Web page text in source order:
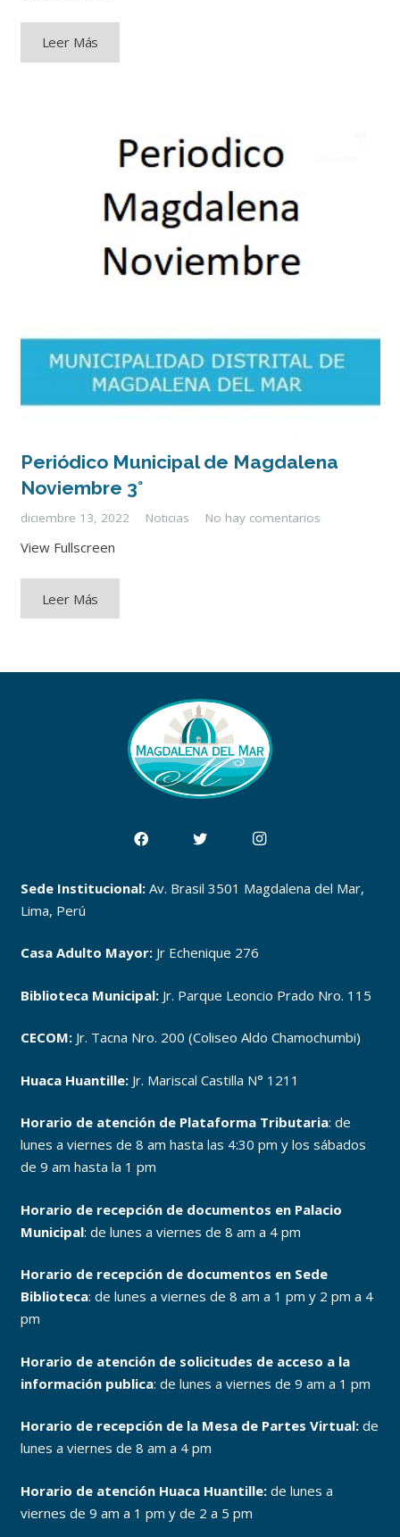
Leer Más
Periódico Municipal de Magdalena
Noviembre 3°
diciembre 13, 2022 Noticias No hay comentarios
View Fullscreen
Leer Más
Sede Institucional:Av. Brasil 3501 Magdalena del Mar,
Lima, Perú
Casa Adulto Mayor:Jr Echenique 276
Biblioteca Municipal:Jr. Parque Leoncio Prado Nro. 115
CECOM:Jr. Tacna Nro. 200 (Coliseo Aldo Chamochumbi)
Huaca Huantille: Jr. Mariscal Castilla N° 1211
Horario de atención de Plataforma Tributaria: de
lunes a viernes de 8 am hasta las 4:30 pm y los sábados
de 9 am hasta la 1 pm
Horario de recepción de documentos en Palacio
Municipal: de lunes a viernes de 8 am a 4 pm
Horario de recepción de documentos en Sede
Biblioteca: de lunes a viernes de 8 am a 1 pm y 2 pm a 4
pm
Horario de atención de solicitudes de acceso a la
información publica: de lunes a viernes de 9 am a 1 pm
Horario de recepción de la Mesa de Partes Virtual:de
lunes a viernes de 8 am a 4 pm
Horario de atención Huaca Huantille:de lunes a
viernes de 9 am a 1 pm y de 2 a 5 pm